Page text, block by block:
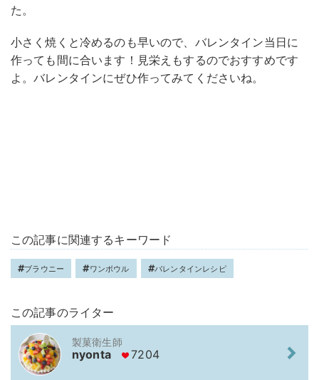
た。
小さく焼くと冷めるのも早いので、バレンタイン当日に
作っても間に合います！見栄えもするのでおすすめです
よ。バレンタインにぜひ作ってみてくださいね。
この記事に関連するキーワード
ブラウニー ワンボウル バレンタインレシピ
この記事のライター
製菓衛生師
nyonta 7204